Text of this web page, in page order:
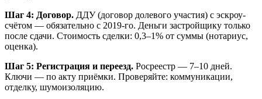
Шаг 4: Договор. ДДУ (договор долевого участия) с эскроу-
счётом — обязательно с 2019-го. Деньги застройщику только
после сдачи. Стоимость сделки: 0,3–1% от суммы (нотариус,
оценка).
Шаг 5: Регистрация и переезд. Росреестр — 7–10 дней.
Ключи — по акту приёмки. Проверяйте: коммуникации,
отделку, шумоизоляцию.